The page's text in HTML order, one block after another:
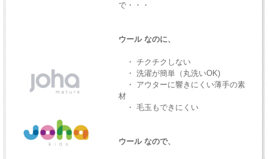
で・・・
ウール なのに、
・ チクチクしない
・ 洗濯が簡単（丸洗いOK)
・ アウターに響きにくい薄手の素
材
・ 毛玉もできにくい
ウール なので、